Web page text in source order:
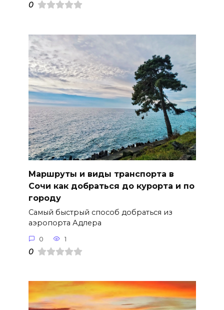
0
Маршруты и виды транспорта в
Сочи как добраться до курорта и по
городу
Самый быстрый способ добраться из
аэропорта Адлера
0 1
0